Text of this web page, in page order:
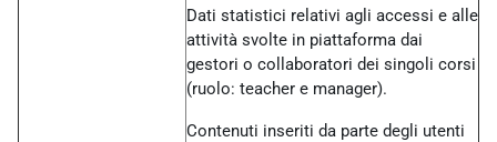
Dati statistici relativi agli accessi e alle
attività svolte in piattaforma dai
gestori o collaboratori dei singoli corsi
(ruolo: teacher e manager).
Contenuti inseriti da parte degli utenti